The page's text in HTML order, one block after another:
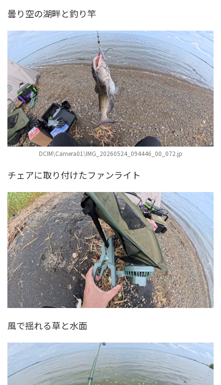
曇り空の湖畔と釣り竿
DCIM\Camera01\IMG_20260524_094446_00_072.jp
チェアに取り付けたファンライト
風で揺れる草と水面